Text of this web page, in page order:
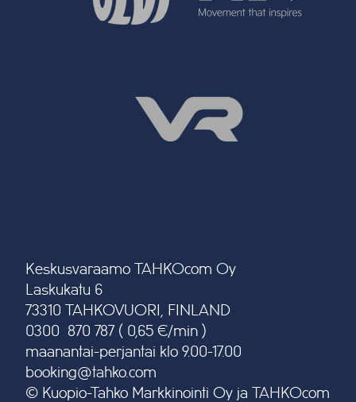
Keskusvaraamo TAHKOcom Oy
Laskukatu 6
73310 TAHKOVUORI, FINLAND
0300 870 787 ( 0,65 €/min )
maanantai-perjantai klo 9.00-17.00
booking@tahko.com
© Kuopio-Tahko Markkinointi Oy ja TAHKOcom